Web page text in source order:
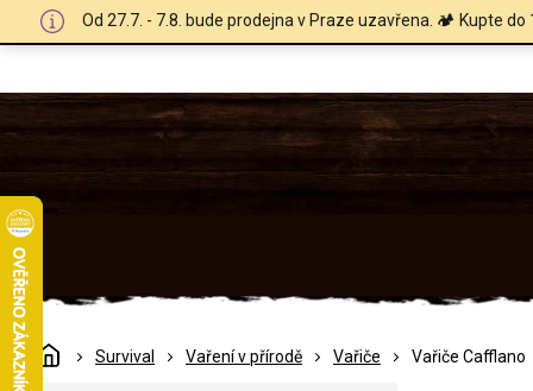
Od 27.7. - 7.8. bude prodejna v Praze uzavřena. 🏕️ Kupte
DomůSurvival Vaření v přírodě Vařiče Vařiče Cafflano